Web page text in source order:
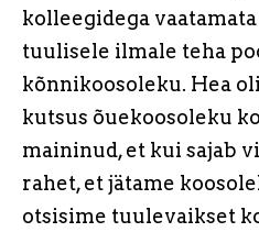
kolleegidega
tuulisele ilmale teha
kõnnikoosoleku. Hea
kutsus õuekoosoleku
maininud, et kui sajab
rahet, et jätame
otsisime tuulevaikset